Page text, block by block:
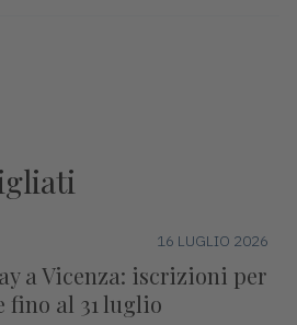
16 LUGLIO 2026
a Vicenza: iscrizioni per
fino al 31 luglio